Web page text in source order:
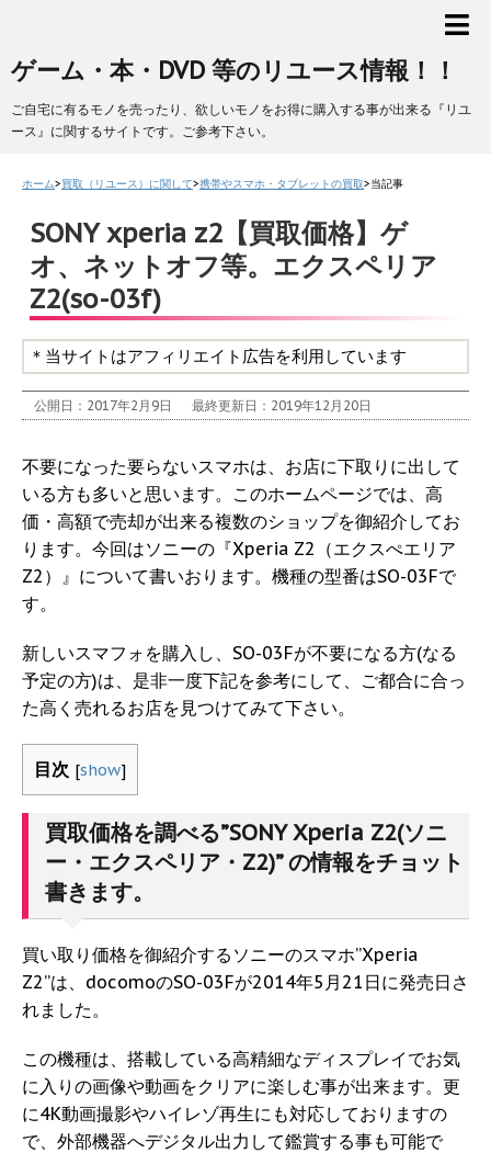
ゲーム・本・DVD 等のリユース情報！！
ご自宅に有るモノを売ったり、欲しいモノをお得に購入する事が出来る『リユ
ース』に関するサイトです。ご参考下さい。
ホーム>買取（リユース）に関して>携帯やスマホ・タブレットの買取>当記事
SONY xperia z2【買取価格】ゲ
オ、ネットオフ等。エクスペリア
Z2(so-03f)
＊当サイトはアフィリエイト広告を利用しています
公開日：2017年2月9日 最終更新日：2019年12月20日
不要になった要らないスマホは、お店に下取りに出して
いる方も多いと思います。このホームページでは、高
価・高額で売却が出来る複数のショップを御紹介してお
ります。今回はソニーの『Xperia Z2（エクスぺエリア
Z2）』について書いおります。機種の型番はSO-03Fで
す。
新しいスマフォを購入し、SO-03Fが不要になる方(なる
予定の方)は、是非一度下記を参考にして、ご都合に合っ
た高く売れるお店を見つけてみて下さい。
目次 [show]
買取価格を調べる”SONY Xperia Z2(ソニ
ー・エクスペリア・Z2)” の情報をチョット
書きます。
買い取り価格を御紹介するソニーのスマホ”Xperia
Z2”は、docomoのSO-03Fが2014年5月21日に発売日さ
れました。
この機種は、搭載している高精細なディスプレイでお気
に入りの画像や動画をクリアに楽しむ事が出来ます。更
に4K動画撮影やハイレゾ再生にも対応しておりますの
で、外部機器へデジタル出力して鑑賞する事も可能で